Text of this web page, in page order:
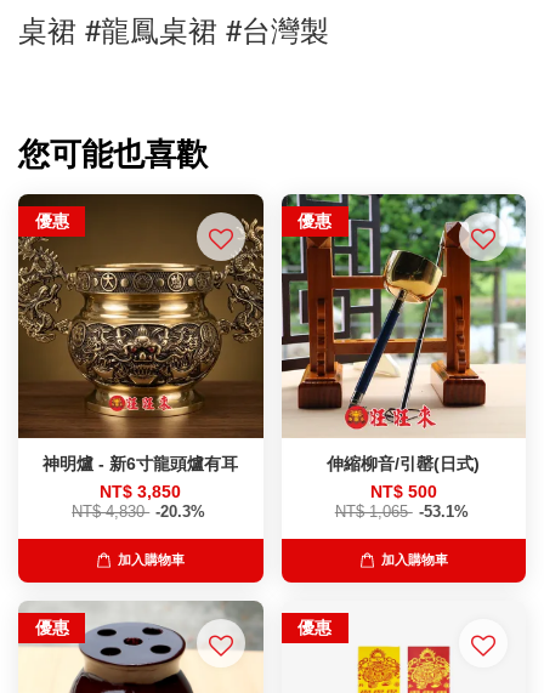
桌裙 #龍鳳桌裙 #台灣製
您可能也喜歡
優惠
神明爐 - 新6寸龍頭爐有耳
NT$ 3,850
NT$ 4,830 -20.3%
加入購物車
優惠
伸縮柳音/引罄(日式)
NT$ 500
NT$ 1,065 -53.1%
加入購物車
優惠 優惠